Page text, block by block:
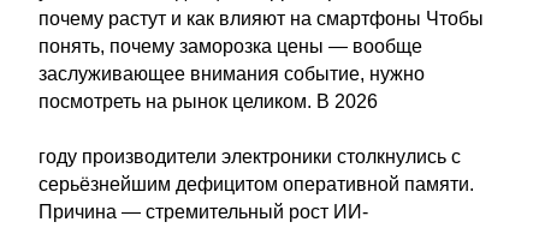
почему растут и как влияют на смартфоны Чтобы
понять, почему заморозка цены — вообще
заслуживающее внимания событие, нужно
посмотреть на рынок целиком. В 2026
году производители электроники столкнулись с
серьёзнейшим дефицитом оперативной памяти.
Причина — стремительный рост ИИ-